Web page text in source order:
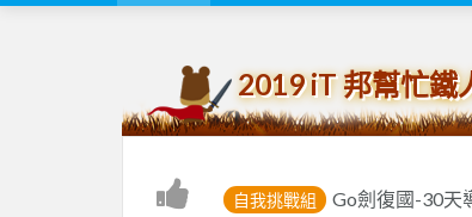
2019 iT 邦幫忙鐵
自我挑戰組 Go劍復國-30天